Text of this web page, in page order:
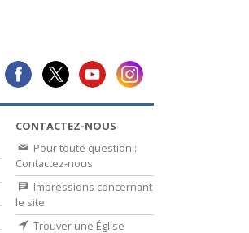
CONTACTEZ-NOUS
Pour toute question :
Contactez-nous
Impressions concernant
le site
Trouver une Église